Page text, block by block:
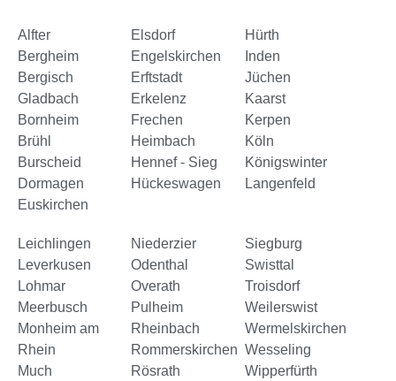
Alfter
Bergheim
Bergisch
Gladbach
Bornheim
Brühl
Burscheid
Dormagen
Euskirchen
Elsdorf
Engelskirchen
Erftstadt
Erkelenz
Frechen
Heimbach
Hennef - Sieg
Hückeswagen
Hürth
Inden
Jüchen
Kaarst
Kerpen
Köln
Königswinter
Langenfeld
Leichlingen
Leverkusen
Lohmar
Meerbusch
Monheim am
Rhein
Much
Niederzier
Odenthal
Overath
Pulheim
Rheinbach
Rommerskirchen
Rösrath
Siegburg
Swisttal
Troisdorf
Weilerswist
Wermelskirchen
Wesseling
Wipperfürth